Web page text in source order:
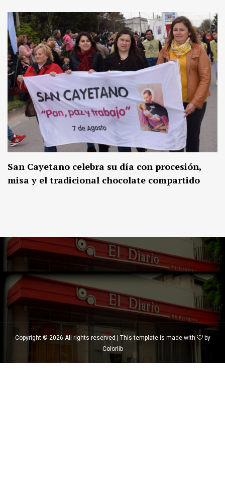
San Cayetano celebra su día con procesión,
misa y el tradicional chocolate compartido
Copyright © 2026 All rights reserved | This template is made with
by
Colorlib